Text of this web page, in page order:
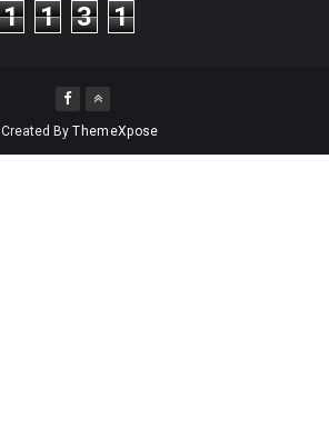
1 1 3 1
Created ByThemeXpose